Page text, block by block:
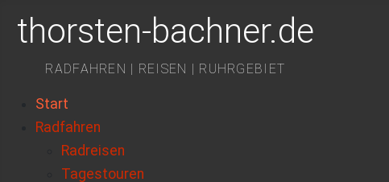
thorsten-bachner.de
RADFAHREN | REISEN | RUHRGEBIET
Start
Radfahren
Radreisen
Tagestouren